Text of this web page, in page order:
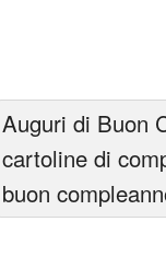
Auguri di Buon
cartoline di
buon